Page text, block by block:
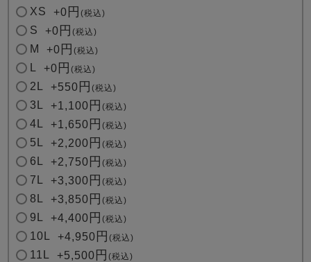
(
)
XS +0 税込
S +0 税込
M +0 税込
+0 税込
2L +550 税込
3L +1,100 税込
4L +1,650 税込
5L +2,200 税込
6L +2,750 税込
7L +3,300 税込
8L +3,850 税込
9L +4,400 税込
10L +4,950 税込
11L +5,500 税込